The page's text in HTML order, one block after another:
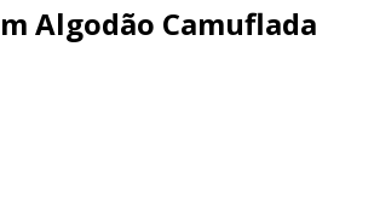
Algodão Camuflada